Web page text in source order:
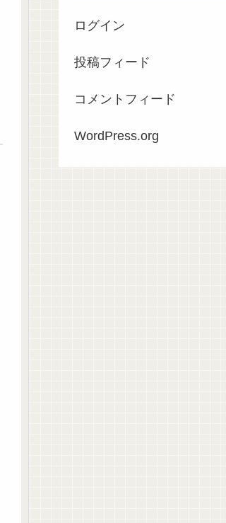
ログイン
投稿フィード
コメントフィード
WordPress.org